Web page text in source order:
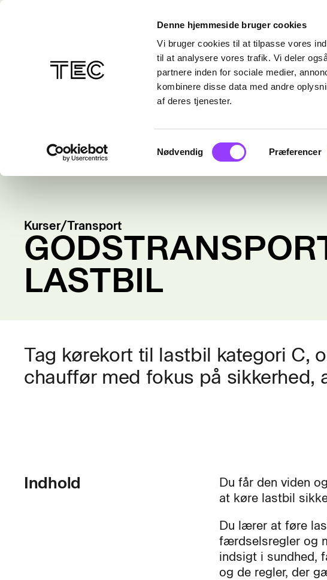
Denne hjemmeside bruger cookies
Vi bruger cookies til at tilpasse vores
til at analysere vores trafik. Vi deler
partnere inden for sociale medier,
kombinere disse data med andre
af deres tjenester.
Samtykkevalg
Nødvendig Præferencer
Kurser/Transport
LASTBIL
Tag kørekort til lastbil kategori C,
chauffør med fokus på sikkerhed,
Indhold
Du får den viden
at køre lastbil
Du lærer at føre
færdselsregler og
indsigt i sundhed,
og de regler, der